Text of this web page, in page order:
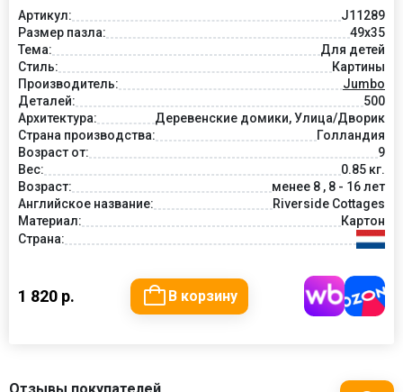
Артикул:
J11289
Размер пазла:
49x35
Тема:
Для детей
Стиль:
Картины
Производитель:
Jumbo
Деталей:
500
Архитектура:
Деревенские домики, Улица/Дворик
Страна производства:
Голландия
Возраст от:
9
Вес:
0.85 кг.
Возраст:
менее 8 , 8 - 16 лет
Английское название:
Riverside Cottages
Материал:
Картон
Страна:
1 820 р. В корзину